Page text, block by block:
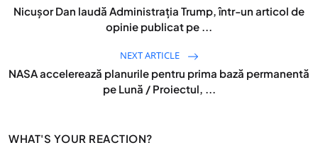
Nicușor Dan laudă Administrația Trump, într-un articol de
opinie publicat pe ...
NEXT ARTICLE
NASA accelerează planurile pentru prima bază permanentă
pe Lună / Proiectul, ...
WHAT'S YOUR REACTION?